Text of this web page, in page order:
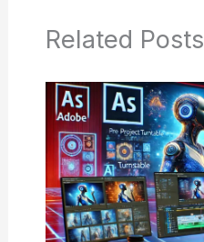
Related Posts